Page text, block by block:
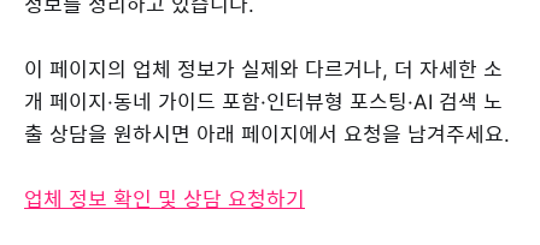
이 페이지의 업체 정보가 실제와 다르거나, 더 자세한 소
개 페이지·동네 가이드 포함·인터뷰형 포스팅·AI 검색 노
출 상담을 원하시면 아래 페이지에서 요청을 남겨주세요.
업체 정보 확인 및 상담 요청하기